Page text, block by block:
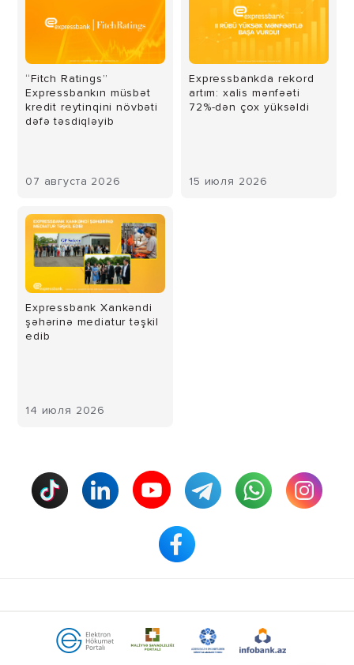
“Fitch Ratings”
Expressbankın müsbət
kredit reytinqini növbəti
dəfə təsdiqləyib
07 августа 2026
Expressbankda rekord
artım: xalis mənfəəti
72%-dən çox yüksəldi
15 июля 2026
Expressbank Xankəndi
şəhərinə mediatur təşkil
edib
14 июля 2026